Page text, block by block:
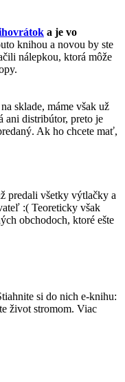
a je vo
knihou a novou by ste
nálepkou, ktorá môže
sklade, máme však už
ani distribútor, preto je
Ak ho chcete mať,
predali všetky výtlačky a
:( Teoreticky však
obchodoch, ktoré ešte
si do nich e-knihu:
život stromom. Viac